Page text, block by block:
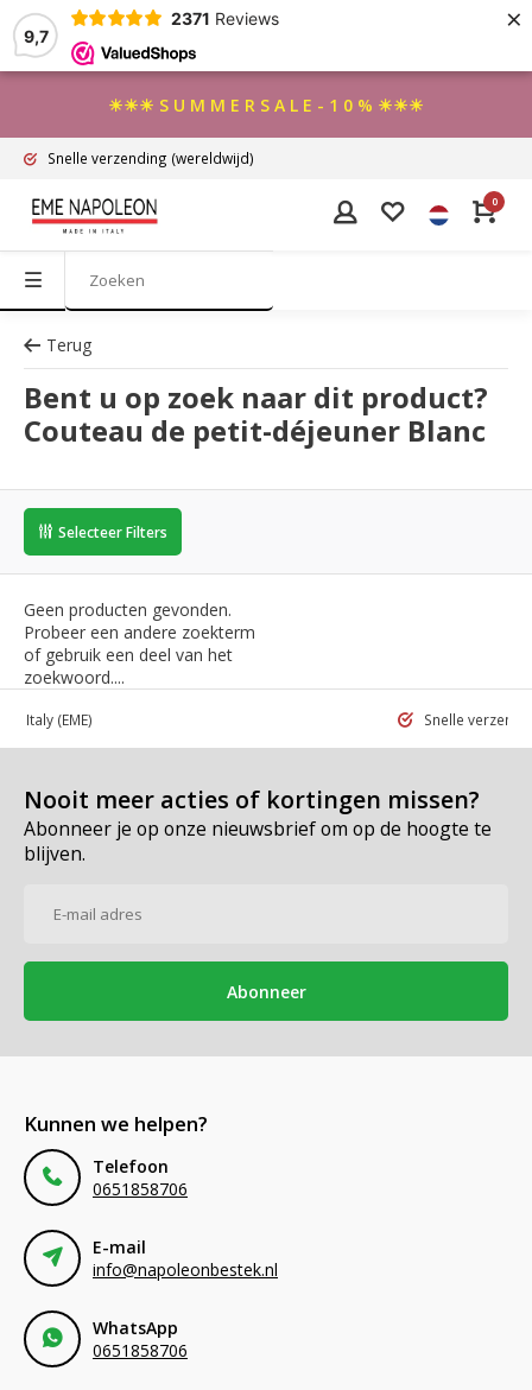
9,7
2371 Reviews ×
☀☀☀ S U M M E R S A L E - 1 0 % ☀☀☀
Snelle verzending (wereldwijd)
0
Terug
Bent u op zoek naar dit product?
Couteau de petit-déjeuner Blanc
Selecteer Filters
Geen producten gevonden.
Probeer een andere zoekterm
of gebruik een deel van het
zoekwoord....
in Italy (EME) Snelle
Nooit meer acties of kortingen missen?
Abonneer je op onze nieuwsbrief om op de hoogte te
blijven.
Abonneer
Kunnen we helpen?
Telefoon
0651858706
E-mail
info@napoleonbestek.nl
WhatsApp
0651858706